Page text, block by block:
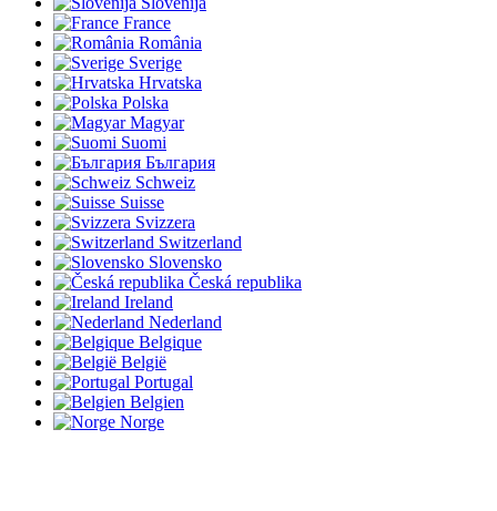
France
România
Sverige
Hrvatska
Polska
Magyar
Suomi
България
Schweiz
Suisse
Svizzera
Switzerland
Slovensko
Česká republika
Ireland
Nederland
Belgique
België
Portugal
Belgien
Norge